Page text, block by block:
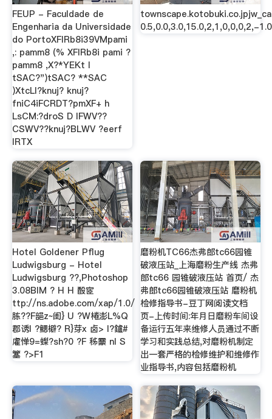
FEUP - Faculdade de
Engenharia da Universidade
do PortoXFIRb8i39VMpami
,: pamm8 (% XFIRb8i pami ?
pamm8 ,X?*YEKt l
tSAC?")tSAC? **SAC
)XtcLl?knuj? knuj?
fniC4iFCRDT?pmXF+ h
LsCM:?droS D IFWV??
CSWV??knuj?BLWV ?eerf
lRTX
0.5,0.0,3.0,15.0,2,1,0,0,0,2,-
Hotel Goldener Pflug
Ludwigsburg - Hotel
Ludwigsburg ??,Photoshop
3.08BIM ? H H 酘宧
ttp://ns.adobe.com/xap/1.0/
胨??F郶z~闺} U ?W棬澎L%Q
郡诱I ?鳃檘? R}芽x 卤> l?鑪#
雐惮9=蟍?sh?0 ?F 秭靀 nI S
簺 ?>F1
磨粉机TC66杰弗郎tc66园锥
破液压站_上海磨粉生产线 杰弗
郎tc66 园锥破液压站 首页/ 杰
弗郎tc66园锥破液压站 磨粉机
检修指导书-豆丁网阅读文档
页-上传时间:年月日磨粉车间设
备运行五年来维修人员通过不断
学习和实践总结,对磨粉机制定
出一套严格的检修维护和维修作
业指导书,内容包括磨粉机